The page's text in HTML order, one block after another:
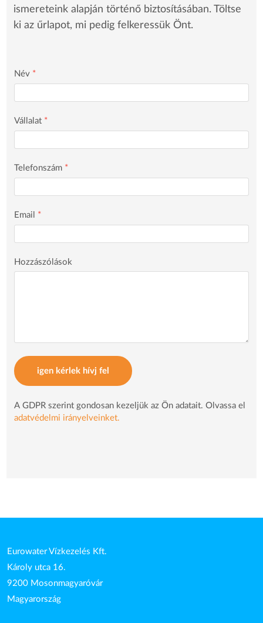
ismereteink alapján történő biztosításában. Töltse
ki az űrlapot, mi pedig felkeressük Önt.
Név *
Vállalat *
Telefonszám *
Email *
Hozzászólások
igen kérlek hívj fel
A GDPR szerint gondosan kezeljük az Ön adatait. Olvassa el
adatvédelmi irányelveinket.
Eurowater Vízkezelés Kft.
Károly utca 16.
9200 Mosonmagyaróvár
Magyarország